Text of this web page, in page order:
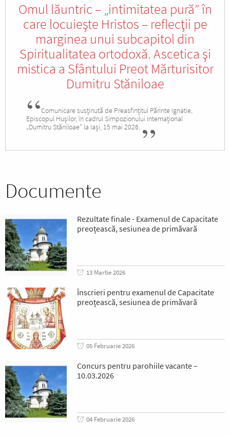
Omul lăuntric – „intimitatea pură” în
care locuieşte Hristos – reflecţii pe
marginea unui subcapitol din
Spiritualitatea ortodoxă. Ascetica şi
mistica a Sfântului Preot Mărturisitor
Dumitru Stăniloae
Comunicare susținută de Preasfințitul Părinte Ignatie,
Episcopul Hușilor, în cadrul Simpozionului Internațional
„Dumitru Stăniloae” la Iași, 15 mai 2026.
Documente
Rezultate finale - Examenul de Capacitate
preoțească, sesiunea de primăvară
13 Martie 2026
Înscrieri pentru examenul de Capacitate
preoțească, sesiunea de primăvară
05 Februarie 2026
Concurs pentru parohiile vacante –
10.03.2026
04 Februarie 2026